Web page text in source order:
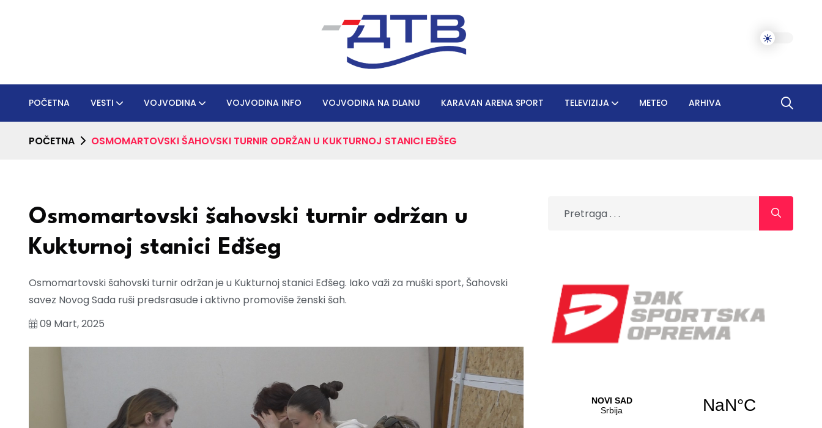
POČETNA VESTI VOJVODINA VOJVODINA INFO VOJVODINA NA DLANU KARAVAN ARENA SPORT TELEVIZIJA METEO ARHIVA
POČETNA OSMOMARTOVSKI ŠAHOVSKI TURNIR ODRŽAN U KUKTURNOJ STANICI EĐŠEG
Osmomartovski šahovski turnir održan u
Kukturnoj stanici Eđšeg
Osmomartovski šahovski turnir održan je u Kukturnoj stanici Eđšeg. Iako važi za muški sport, Šahovski
savez Novog Sada ruši predsrasude i aktivno promoviše ženski šah.
09 Mart, 2025